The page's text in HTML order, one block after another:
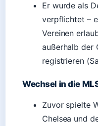
Er wurde als
verpflichtet –
Vereinen
außerhalb der
registrieren
Wechsel in die
Zuvor spielte
Chelsea und